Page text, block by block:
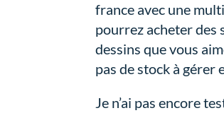
france avec une
pourrez acheter des
dessins que vous
pas de stock à gérer
Je n’ai pas encore